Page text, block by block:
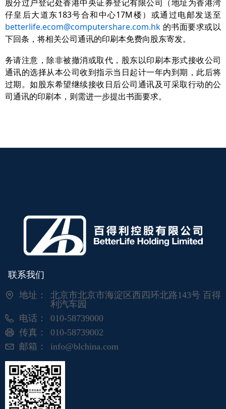
股分过户登记处香港中央证券登记有限公司（地址为香港湾
仔皇后大道东183号合和中心17M楼）或通过电邮发送至
betterlife.ecom@computershare.com.hk 的书面要求或以
下回条，将相关公司通讯的印刷本免费向股东寄发。
务请注意，除非被撤消或取代，股东以印刷本形式接收公司
通讯的选择从本公司收到指示当日起计一年内到期，此后将
过期。如股东希望继续接收日后公司通讯及可采取行动的公
司通讯的印刷本，则需进一步提出书面要求。
联系我们
地址：
北京市北京市海淀区西四环北路143号 百得
利汽车园
电话：
010-58739000
传真：
010-58739002
邮箱：
info@blchina.com